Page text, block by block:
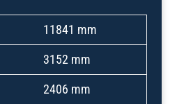
11841 mm
3152 mm
2406 mm